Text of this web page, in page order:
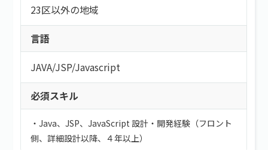
23区以外の地域
言語
JAVA/JSP/Javascript
必須スキル
・Java、JSP、JavaScript 設計・開発経験（フロント
側、詳細設計以降、４年以上）